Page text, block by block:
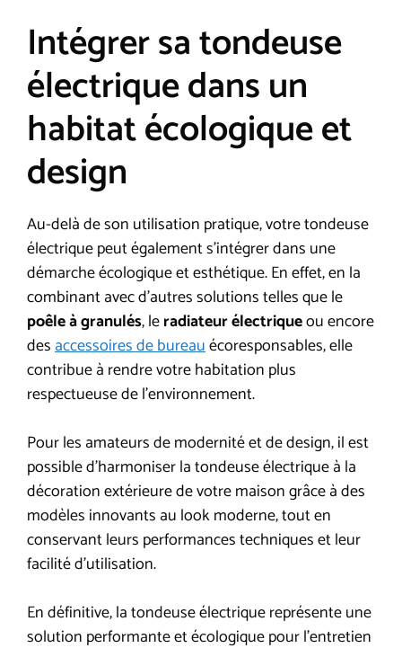
Intégrer sa tondeuse
électrique dans un
habitat écologique et
design
Au-delà de son utilisation pratique, votre tondeuse
électrique peut également s’intégrer dans une
démarche écologique et esthétique. En effet, en la
combinant avec d’autres solutions telles que le
poêle à granulés, leradiateur électriqueou encore
desaccessoires de bureauécoresponsables, elle
contribue à rendre votre habitation plus
respectueuse de l’environnement.
Pour les amateurs de modernité et de design, il est
possible d’harmoniser la tondeuse électrique à la
décoration extérieure de votre maison grâce à des
modèles innovants au look moderne, tout en
conservant leurs performances techniques et leur
facilité d’utilisation.
En définitive, la tondeuse électrique représente une
solution performante et écologique pour l’entretien